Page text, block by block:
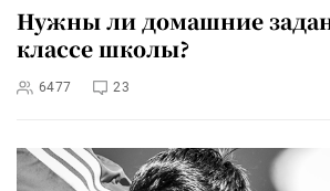
Нужны ли домашние
классе школы?
6477 23